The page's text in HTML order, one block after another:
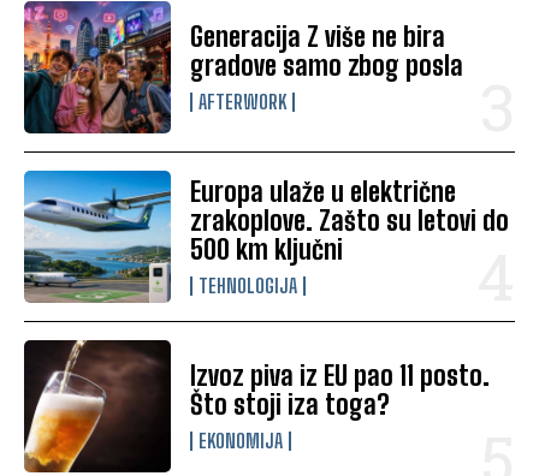
Generacija Z više ne bira
gradove samo zbog posla
AFTERWORK
Europa ulaže u električne
zrakoplove. Zašto su letovi do
500 km ključni
TEHNOLOGIJA
Izvoz piva iz EU pao 11 posto.
Što stoji iza toga?
EKONOMIJA